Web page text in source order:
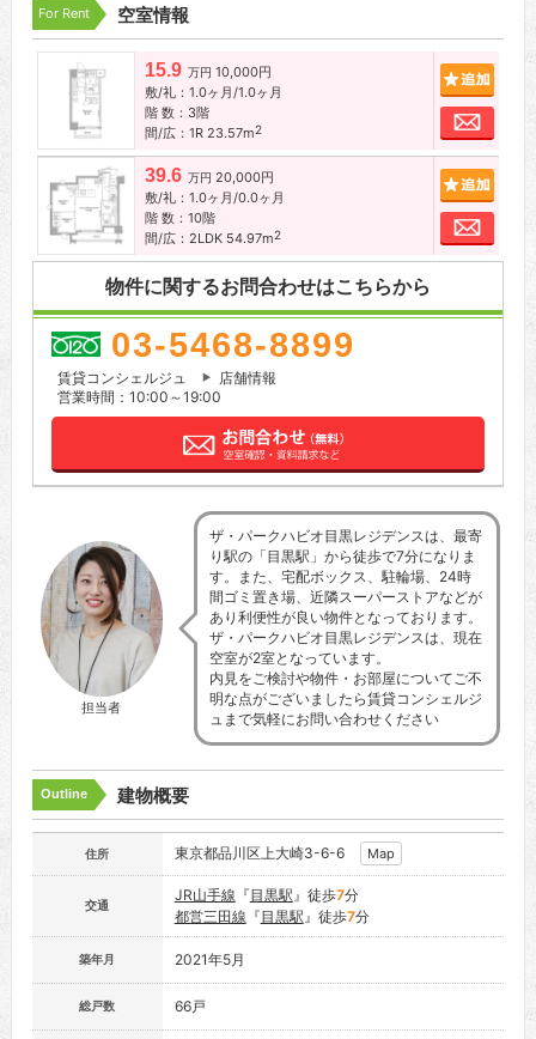
For Rent 空室情報
15.9 万円 10,000円
敷/礼：1.0ヶ月/1.0ヶ月
階 数：3階
間/広：1R 23.57m2
お問
39.6 万円 20,000円
敷/礼：1.0ヶ月/0.0ヶ月
階 数：10階
間/広：2LDK 54.97m2
お問
物件に関するお問合わせはこちらから
03-5468-8899
賃貸コンシェルジュ
店舗情報
営業時間：10:00～19:00
担当者
ザ・パークハビオ目黒レジデンスは、最寄
り駅の「目黒駅」から徒歩で7分になりま
す。また、宅配ボックス、駐輪場、24時
間ゴミ置き場、近隣スーパーストアなどが
あり利便性が良い物件となっております。
ザ・パークハビオ目黒レジデンスは、現在
空室が2室となっています。
内見をご検討や物件・お部屋についてご不
明な点がございましたら賃貸コンシェルジ
ュまで気軽にお問い合わせください
Outline 建物概要
住所 東京都品川区上大崎3-6-6 Map
交通
JR山手線 『目黒駅』徒歩7分
都営三田線 『目黒駅』徒歩7分
築年月 2021年5月
総戸数 66戸